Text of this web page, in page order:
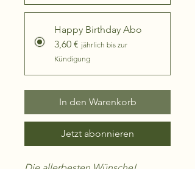
Happy Birthday Abo
3,60 € jährlich bis zur
Kündigung
In den Warenkorb
Jetzt abonnieren